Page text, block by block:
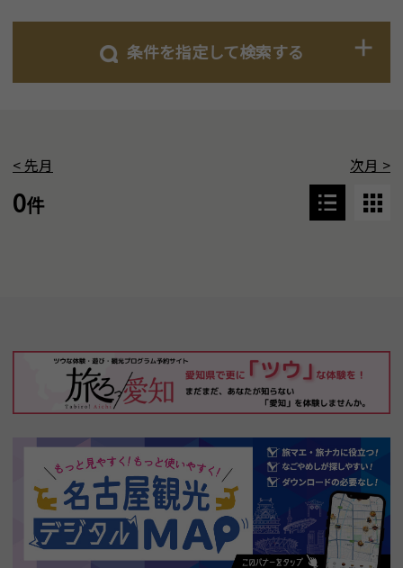
条件を指定して検索する
< 先月 次月 >
0件